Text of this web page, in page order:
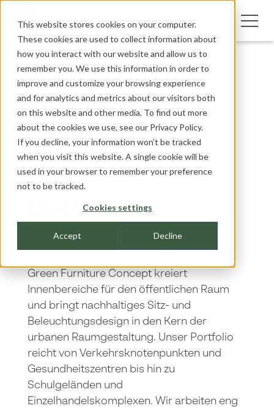
This website stores cookies on your computer.
These cookies are used to collect information about
how you interact with our website and allow us to
remember you. We use this information in order to
improve and customize your browsing experience
and for analytics and metrics about our visitors both
on this website and other media. To find out more
about the cookies we use, see our Privacy Policy.
If you decline, your information won’t be tracked
when you visit this website. A single cookie will be
used in your browser to remember your preference
not to be tracked.
Cookies settings
Accept Decline
Fragen und
Antworten
Über Green
Furniture Concept
Green Furniture Concept kreiert
Innenbereiche für den öffentlichen Raum
und bringt nachhaltiges Sitz- und
Beleuchtungsdesign in den Kern der
urbanen Raumgestaltung. Unser Portfolio
reicht von Verkehrsknotenpunkten und
Gesundheitszentren bis hin zu
Schulgeländen und
Einzelhandelskomplexen. Wir arbeiten eng